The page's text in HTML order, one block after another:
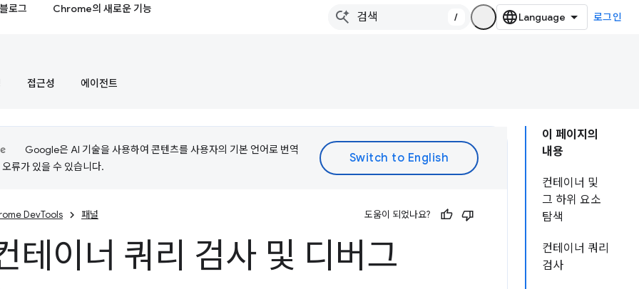
블로그 Chrome의 새로운 기능
/ 로그인
접근성 에이전트
이 페이지의
내용
컨테이너 및
그 하위 요소
탐색
컨테이너 쿼리
검사
Google은 AI 기술을 사용하여 콘텐츠를 사용자의 기본 언어로 번역
류가 있을 수 있습니다.
DevTools 패널 도움이 되었나요?
테이너 쿼리 검사 및 디버그